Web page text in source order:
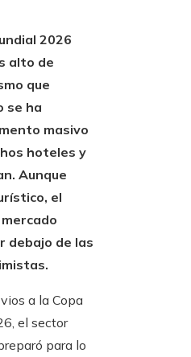
2026
alto de
que
se ha
masivo
hoteles y
Aunque
el
debajo de las
a la Copa
el sector
para lo